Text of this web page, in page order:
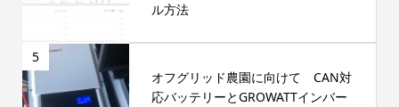
ル方法
5
オフグリッド農園に向けて CAN対
応バッテリーとGROWATTインバー